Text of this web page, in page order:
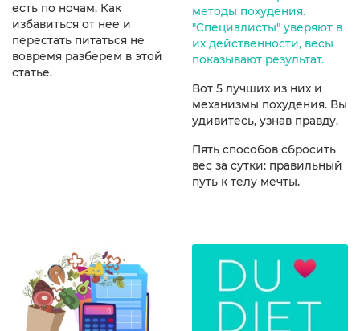
есть по ночам. Как
избавиться от нее и
перестать питаться не
вовремя разберем в этой
статье.
методы похудения.
"Специалисты" уверяют в
их действенности, весы
показывают результат.
Вот 5 лучших из них и
механизмы похудения. Вы
удивитесь, узнав правду.
Пять способов сбросить
вес за сутки: правильный
путь к телу мечты.